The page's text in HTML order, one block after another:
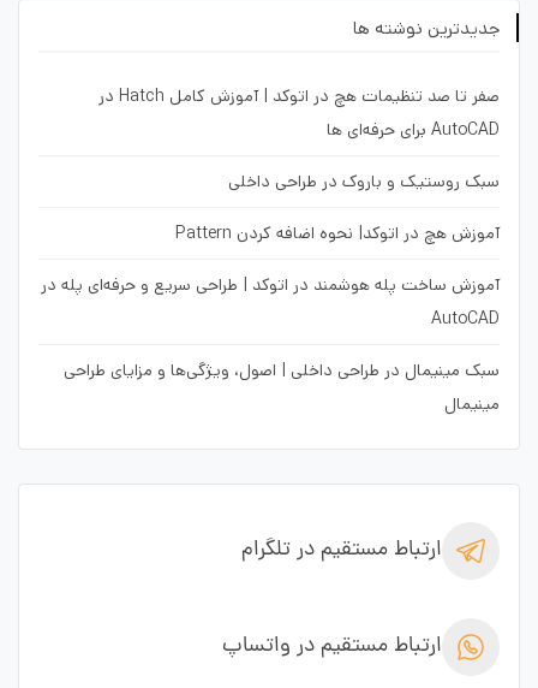
جدیدترین نوشته ها
صفر تا صد تنظیمات هچ در اتوکد | آموزش کامل Hatch در
AutoCAD برای حرفه‌ای ها
سبک روستیک و باروک در طراحی داخلی
آموزش هچ در اتوکد| نحوه اضافه کردن Pattern
آموزش ساخت پله هوشمند در اتوکد | طراحی سریع و حرفه‌ای پله در
AutoCAD
سبک مینیمال در طراحی داخلی | اصول، ویژگی‌ها و مزایای طراحی
مینیمال
ارتباط مستقیم در تلگرام
ارتباط مستقیم در واتساپ